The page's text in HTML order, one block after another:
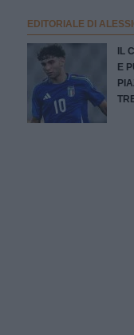
EDITORIALE DI
IL
E